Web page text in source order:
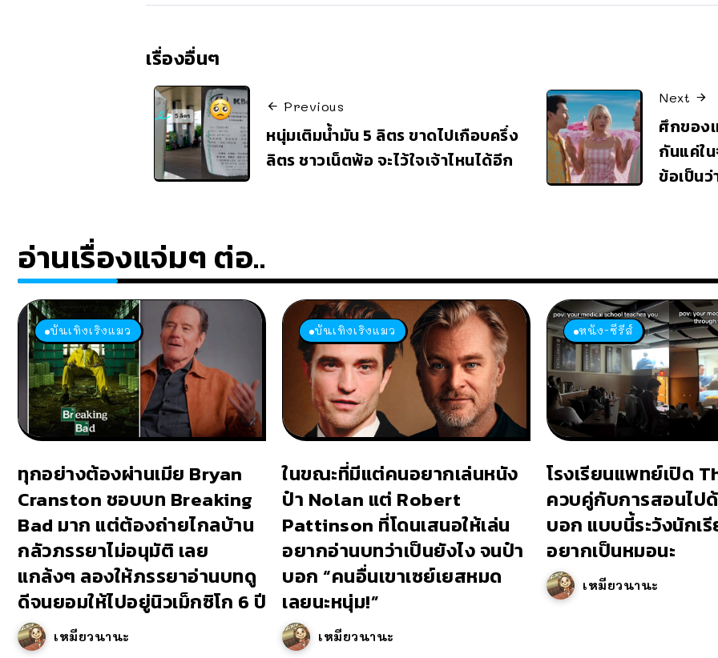
เรื่องอื่นๆ
Previous
หนุ่มเติมน้ำมัน 5 ลิตร ขาดไปเกือบครึ่ง
ลิตร ชาวเน็ตพ้อ จะไว้ใจเจ้าไหนได้อีก
Next
ศึกของ
กันแค่ใ
ข้อเป็นว่
อ่านเรื่องแจ่มๆ ต่อ..
บันเทิงเริงแมว
ทุกอย่างต้องผ่านเมีย Bryan
Cranston ชอบบท Breaking
Bad มาก แต่ต้องถ่ายไกลบ้าน
กลัวภรรยาไม่อนุมัติ เลย
แกล้งๆ ลองให้ภรรยาอ่านบทดู
ดีจนยอมให้ไปอยู่นิวเม็กซิโก 6 ปี
เหมียวนานะ
บันเทิงเริงแมว
ในขณะที่มีแต่คนอยากเล่นหนัง
ป๋า Nolan แต่ Robert
Pattinson ที่โดนเสนอให้เล่น
อยากอ่านบทว่าเป็นยังไง จนป๋า
บอก “คนอื่นเขาเซย์เยสหมด
เลยนะหนุ่ม!”
เหมียวนานะ
หนัง-ซีรีส์
โรงเรียนแพทย์เปิด
ควบคู่กับการสอนไป
บอก แบบนี้ระวังนักเรี
อยากเป็นหมอนะ
เหมียวนานะ